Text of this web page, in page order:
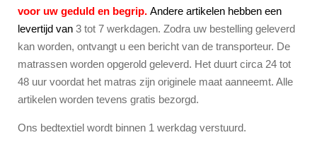
voor uw geduld en begrip. Andere artikelen hebben een
levertijd van 3 tot 7 werkdagen. Zodra uw bestelling geleverd
kan worden, ontvangt u een bericht van de transporteur. De
matrassen worden opgerold geleverd. Het duurt circa 24 tot
48 uur voordat het matras zijn originele maat aanneemt. Alle
artikelen worden tevens gratis bezorgd.
Ons bedtextiel wordt binnen 1 werkdag verstuurd.